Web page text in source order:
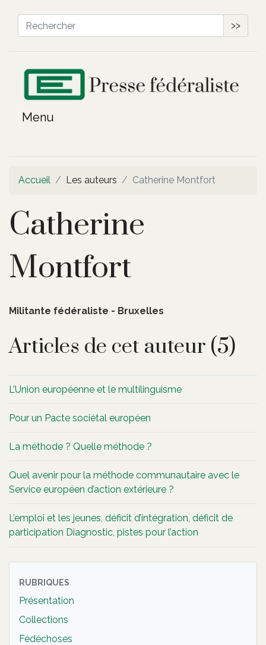
>>
Accueil Les auteurs Catherine Montfort
Catherine
Montfort
Militante fédéraliste - Bruxelles
Articles de cet auteur (5)
L’Union européenne et le multilinguisme
Pour un Pacte sociétal européen
La méthode ? Quelle méthode ?
Quel avenir pour la méthode communautaire avec le
Service européen d’action extérieure ?
L’emploi et les jeunes, déficit d’intégration, déficit de
participation Diagnostic, pistes pour l’action
RUBRIQUES
Présentation
Collections
Fédéchoses